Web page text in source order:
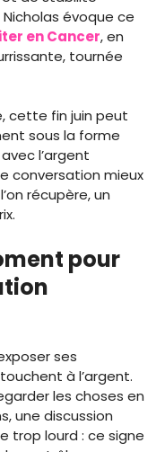
évoque ce
en Cancer, en
tournée
cette fin juin peut
sous la forme
l’argent
conversation mieux
récupère, un
pour
ses
à l’argent.
les choses en
une discussion
trop lourd : ce signe